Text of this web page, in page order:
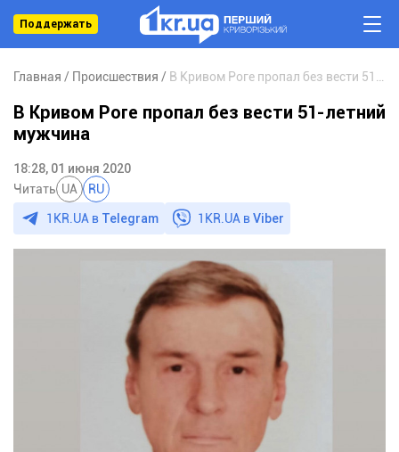
Поддержать
Главная Происшествия
В Кривом Роге пропал без вести 51-летний
мужчина
18:28, 01 июня 2020
Читать UA RU
1KR.UA в Telegram 1KR.UA вViber